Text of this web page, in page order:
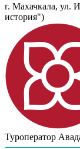
г. Махачкала, ул.
история")
Туроператор